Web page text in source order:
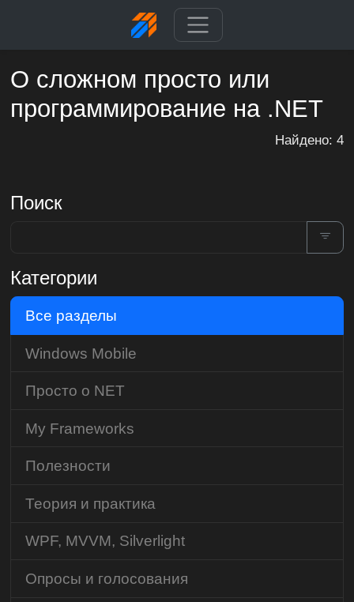
О сложном просто или
программирование на .NET
Найдено: 4
Поиск
Категории
Все разделы
Windows Mobile
Просто о NET
My Frameworks
Полезности
Теория и практика
WPF, MVVM, Silverlight
Опросы и голосования